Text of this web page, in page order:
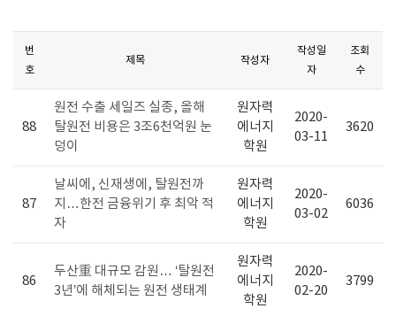
번
호
제목 작성자
작성일
자
조회
수
88
원전 수출 세일즈 실종, 올해
탈원전 비용은 3조6천억원 눈
덩이
원자력
에너지
학원
2020-
03-11
3620
87
날씨에, 신재생에, 탈원전까
지…한전 금융위기 후 최악 적
자
원자력
에너지
학원
2020-
03-02
6036
86
두산重 대규모 감원… ‘탈원전
3년’에 해체되는 원전 생태계
원자력
에너지
학원
2020-
02-20
3799